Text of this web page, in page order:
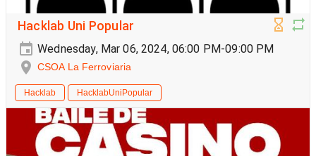
Hacklab Uni Popular
Wednesday, Mar 06, 2024, 06:00 PM-09:00 PM
CSOA La Ferroviaria
Hacklab HacklabUniPopular